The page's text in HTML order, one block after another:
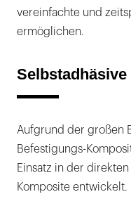
vereinfachte und
ermöglichen.
Aufgrund der großen
Befestigungs-
Einsatz in der
Komposite entwickelt.